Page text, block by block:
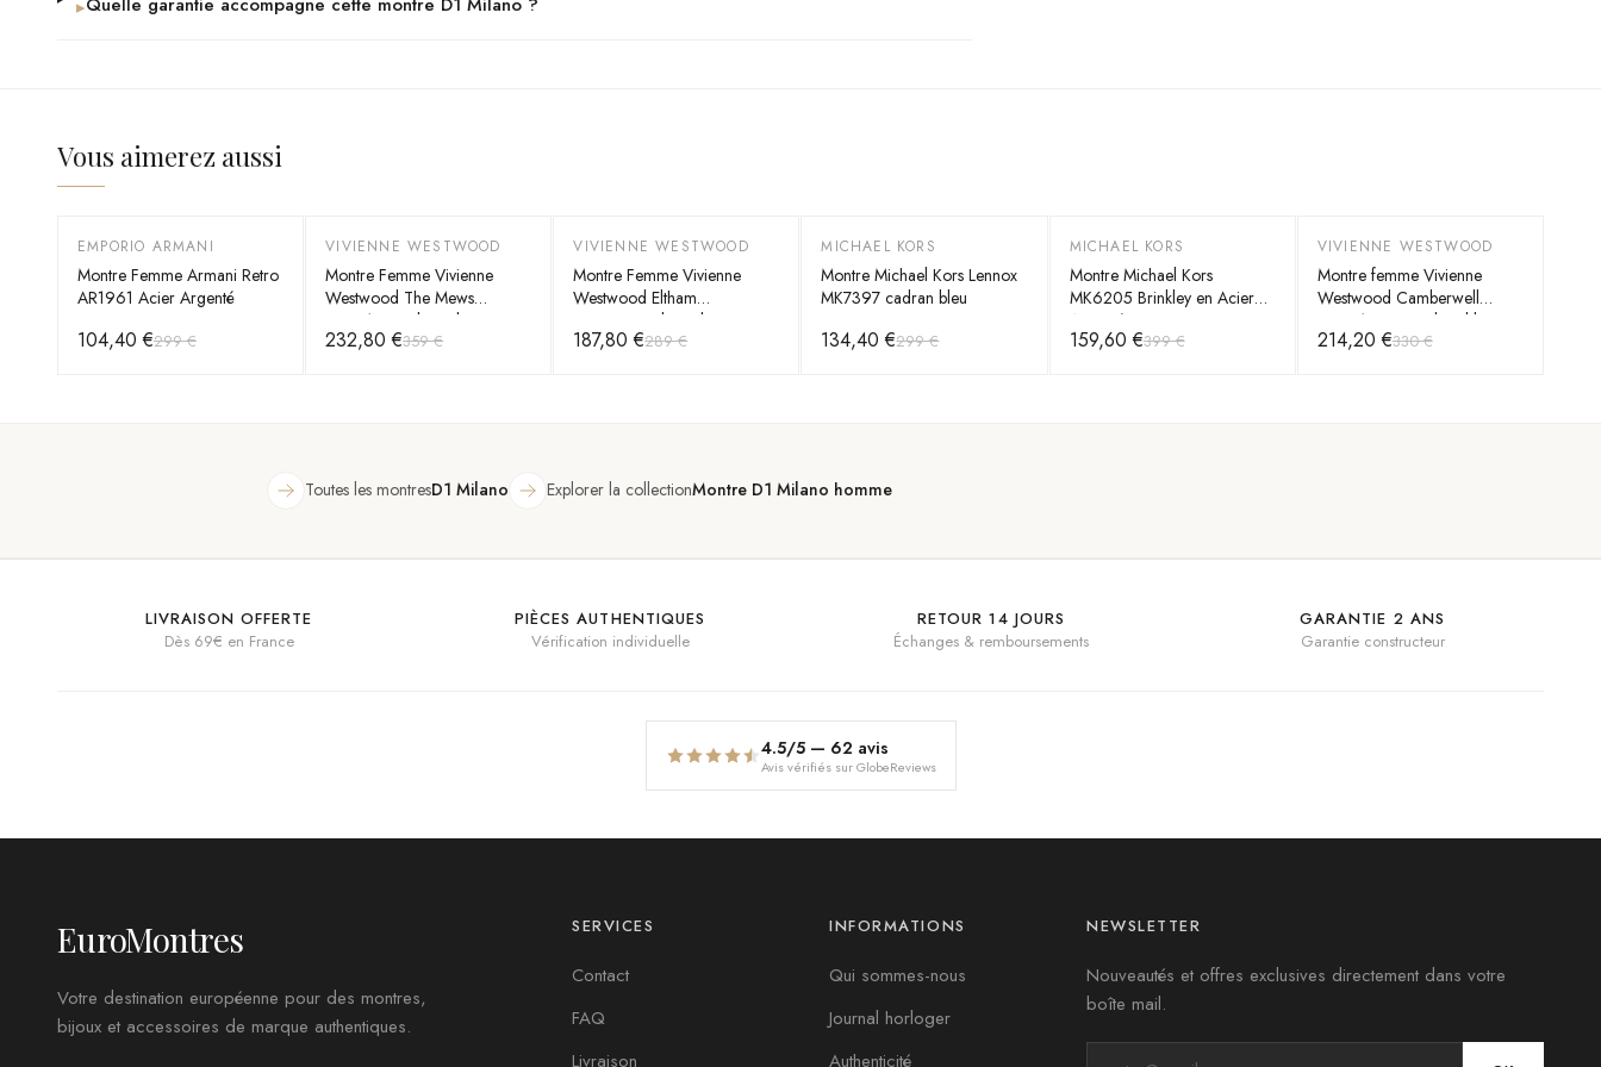
▸
Vous aimerez aussi
-65 %
EMPORIO ARMANI
Montre Femme Armani Retro
AR1961 Acier Argenté
104,40 €299 €
-35%
VIVIENNE WESTWOOD
Montre Femme Vivienne
Westwood The Mews
VV281TQSL bracelet argent
en acier cadran turquoise
232,80 €359 €
-35%
VIVIENNE WESTWOOD
Montre Femme Vivienne
Westwood Eltham
VV257TLSL bracelet argent
en acier cadran bleu
187,80 €289 €
-55%
MICHAEL KORS
Montre Michael Kors Lennox
MK7397 cadran bleu
134,40 €299 €
-60%
MICHAEL KORS
Montre Michael Kors
MK6205 Brinkley en Acier
Argenté Bi-ton
159,60 €399 €
-35%
VIVIENNE WESTWOOD
Montre femme Vivienne
Westwood Camberwell
VV261LBLSL cadran bleu
bracelet en acier inoxydable
214,20 €330 €
Toutes les montresD1 Milano Explorer la collectionMontre D1 Milano homme
LIVRAISON OFFERTE
Dès 69€ en France
PIÈCES AUTHENTIQUES
Vérification individuelle
RETOUR 14 JOURS
Échanges & remboursements
GARANTIE 2 ANS
Garantie constructeur
4.5/5 — 62 avis
Avis vérifiés sur GlobeReviews
EuroMontres
Votre destination européenne pour des montres,
bijoux et accessoires de marque authentiques.
SERVICES
Contact
FAQ
Livraison
INFORMATIONS
Qui sommes-nous
Journal horloger
Authenticité
NEWSLETTER
Nouveautés et offres exclusives directement dans votre
boîte mail.